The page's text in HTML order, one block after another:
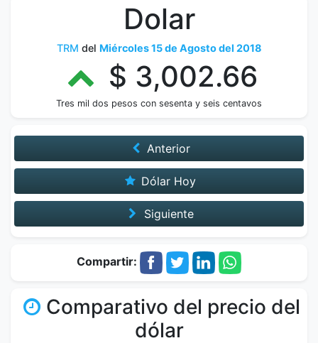
Dolar
TRM del Miércoles 15 de Agosto del 2018
$ 3,002.66
Tres mil dos pesos con sesenta y seis centavos
Anterior
Dólar Hoy
Siguiente
Compartir:
Comparativo del precio del
dólar